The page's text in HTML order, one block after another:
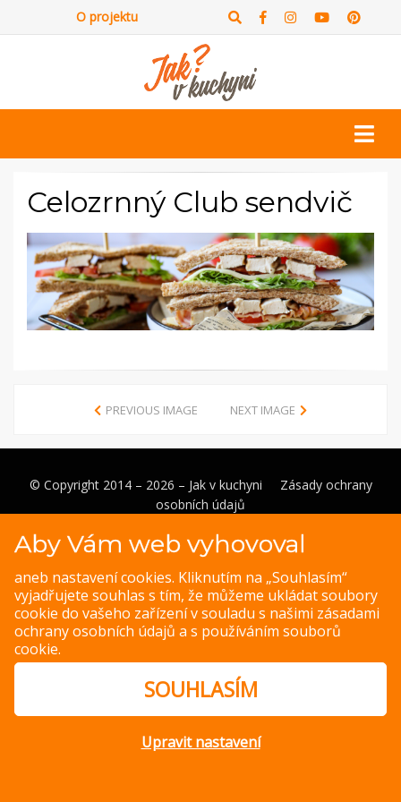
O projektu
Celozrnný Club sendvič
PREVIOUS IMAGE NEXT IMAGE
© Copyright 2014 – 2026 – Jak v kuchyni
Zásady ochrany
osobních údajů
Aby Vám web vyhovoval
aneb nastavení cookies. Kliknutím na „Souhlasím“
vyjadřujete souhlas s tím, že můžeme ukládat soubory
cookie do vašeho zařízení v souladu s našimi zásadami
ochrany osobních údajů a s používáním souborů
cookie.
SOUHLASÍM
Upravit nastavení